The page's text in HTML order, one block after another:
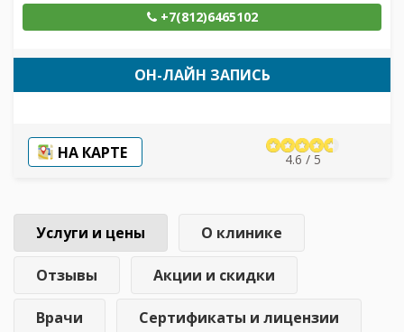
+7(812)6465102
ОН-ЛАЙН ЗАПИСЬ
НА КАРТЕ 4.6 / 5
Услуги и цены О клинике
Отзывы Акции и скидки
Врачи Сертификаты и лицензии